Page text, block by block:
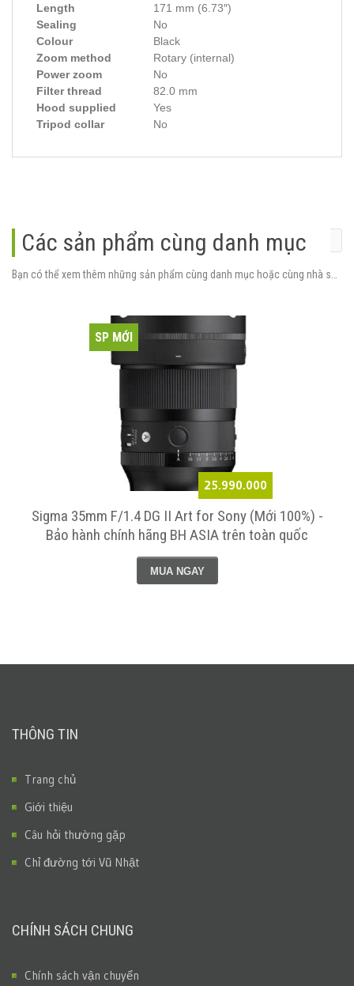
Length
171 mm (6.73″)
Sealing
No
Colour
Black
Zoom method
Rotary (internal)
Power zoom
No
Filter thread
82.0 mm
Hood supplied
Yes
Tripod collar
No
Các sản phẩm cùng danh mục
25.990.000
SP MỚI
Sigma 35mm F/1.4 DG II Art for Sony (Mới 100%) -
Bảo hành chính hãng BH ASIA trên toàn quốc
MUA NGAY
THÔNG TIN
Trang chủ
Giới thiệu
Câu hỏi thường gặp
Chỉ đường tới Vũ Nhật
CHÍNH SÁCH CHUNG
Chính sách vận chuyển